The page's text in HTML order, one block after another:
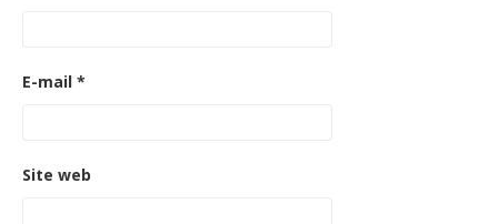
E-mail *
Site web